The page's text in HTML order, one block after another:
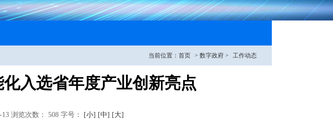
当前位置： 首页 > 数字政府 > 工作动态
入选省年度产业创新亮点
13浏览次数： 508 字号： [小] [中] [大]